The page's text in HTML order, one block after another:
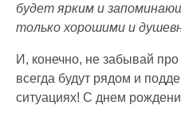
будет ярким и
только хорошими и
И, конечно, не забывай
всегда будут рядом и
ситуациях! С днем